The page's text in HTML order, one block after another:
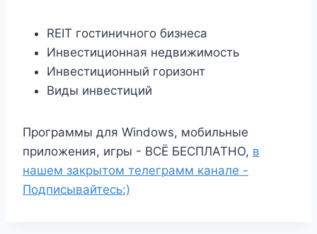
REIT гостиничного бизнеса
Инвестиционная недвижимость
Инвестиционный горизонт
Виды инвестиций
Программы для Windows, мобильные
приложения, игры - ВСЁ БЕСПЛАТНО, в
нашем закрытом телеграмм канале -
Подписывайтесь:)